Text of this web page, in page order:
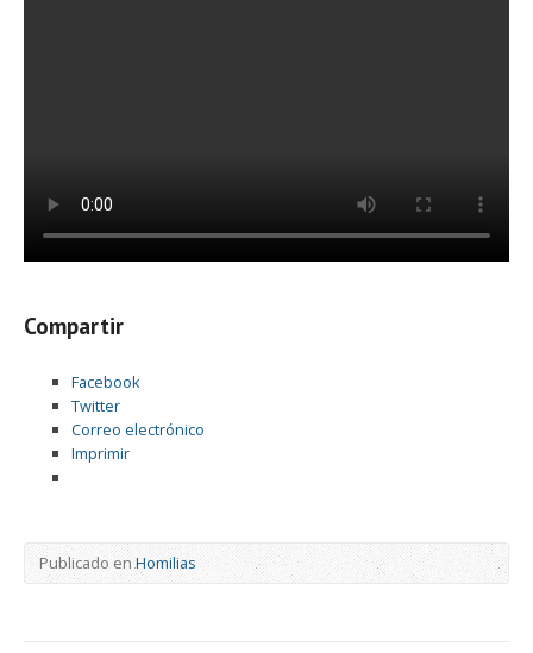
Compartir
Facebook
Twitter
Correo electrónico
Imprimir
Publicado enHomilias